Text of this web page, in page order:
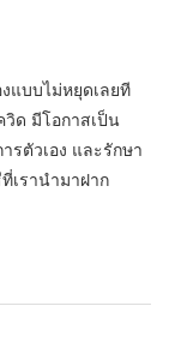
แบบไม่หยุดเลยที
วิด มีโอกาสเป็น
รตัวเอง และรักษา
เรานำมาฝาก